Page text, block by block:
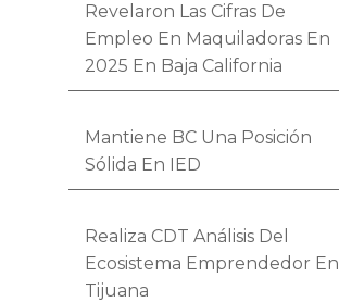
Revelaron Las Cifras De
Empleo En Maquiladoras En
2025 En Baja California
Mantiene BC Una Posición
Sólida En IED
Realiza CDT Análisis Del
Ecosistema Emprendedor En
Tijuana